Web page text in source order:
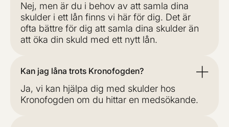
Nej, men är du i behov av att samla dina
skulder i ett lån finns vi här för dig. Det är
ofta bättre för dig att samla dina skulder än
att öka din skuld med ett nytt lån.
Kan jag låna trots Kronofogden?
Ja, vi kan hjälpa dig med skulder hos
Kronofogden om du hittar en medsökande.